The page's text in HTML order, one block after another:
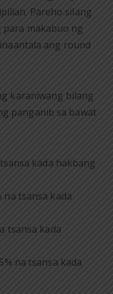
Pareho silang
makabuo ng
ang round
karaniwang bilang
panganib sa bawat
kada hakbang
tsansa kada
tsansa kada
na tsansa kada